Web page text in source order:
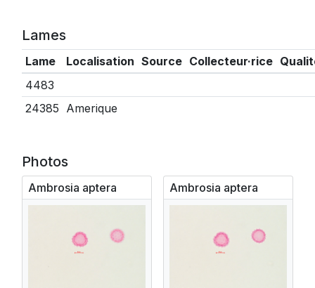
Lames
Lame Localisation Source Collecteur·rice
4483
24385 Amerique
Photos
Ambrosia aptera Ambrosia aptera